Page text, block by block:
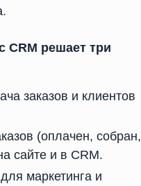
CRM решает три
заказов и клиентов
(оплачен, собран,
сайте и в CRM.
маркетинга и